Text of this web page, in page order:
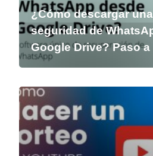
¿Cómo descargar
seguridad de
Google Drive? Paso